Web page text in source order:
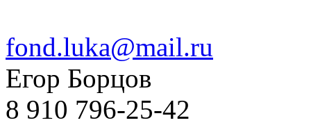
fond.luka@mail.ru
Егор Борцов
8 910 796-25-42